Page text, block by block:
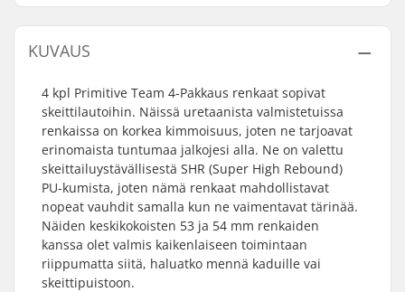
KUVAUS
4 kpl Primitive Team 4-Pakkaus renkaat sopivat
skeittilautoihin. Näissä uretaanista valmistetuissa
renkaissa on korkea kimmoisuus, joten ne tarjoavat
erinomaista tuntumaa jalkojesi alla. Ne on valettu
skeittailuystävällisestä SHR (Super High Rebound)
PU-kumista, joten nämä renkaat mahdollistavat
nopeat vauhdit samalla kun ne vaimentavat tärinää.
Näiden keskikokoisten 53 ja 54 mm renkaiden
kanssa olet valmis kaikenlaiseen toimintaan
riippumatta siitä, haluatko mennä kaduille vai
skeittipuistoon.